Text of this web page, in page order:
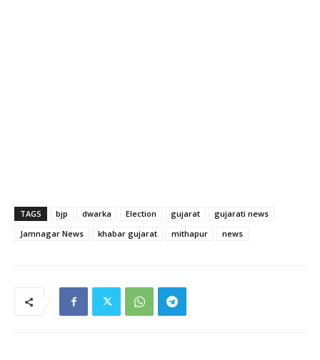
TAGS bjp dwarka Election gujarat
gujarati news
Jamnagar News
khabar gujarat mithapur news